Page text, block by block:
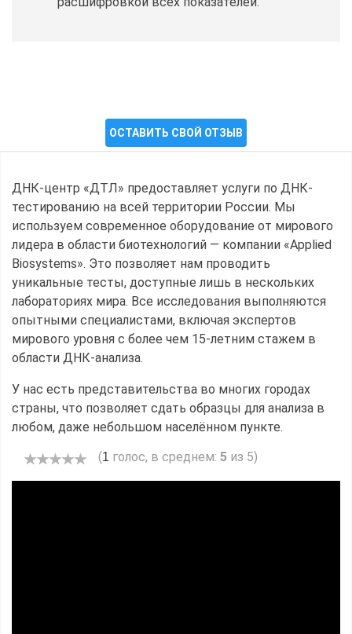
ОСТАВИТЬ СВОЙ ОТЗЫВ
ДНК-центр «ДТЛ» предоставляет услуги по ДНК-
тестированию на всей территории России. Мы
используем современное оборудование от мирового
лидера в области биотехнологий — компании «Applied
Biosystems». Это позволяет нам проводить
уникальные тесты, доступные лишь в нескольких
лабораториях мира. Все исследования выполняются
опытными специалистами, включая экспертов
мирового уровня с более чем 15-летним стажем в
области ДНК-анализа.
У нас есть представительства во многих городах
страны, что позволяет сдать образцы для анализа в
любом, даже небольшом населённом пункте.
(1 голос, в среднем: 5 из 5)